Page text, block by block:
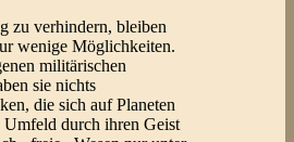
zu verhindern, bleiben
wenige Möglichkeiten.
militärischen
sie nichts
die sich auf Planeten
Umfeld durch ihren Geist